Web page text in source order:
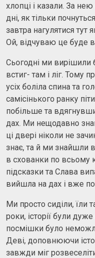
хлопці і казали. За
дні, як тільки
завтра нагулятися тут
Ой, відчуваю це буде
Сьогодні ми вирішили
встиг- там і ліг. Тому
усіх боліла спина та
самісінького ранку
побільше та
дах. Ми нещодавно
ці двері ніколи не
знає, та й ми знайшли
в схованки по всьому
підсказки та Слава
вийшла на дах і вже
Ми просто сиділи, їли
роки, історії були
посмішки було
Деві, доповнюючи
завжди міг